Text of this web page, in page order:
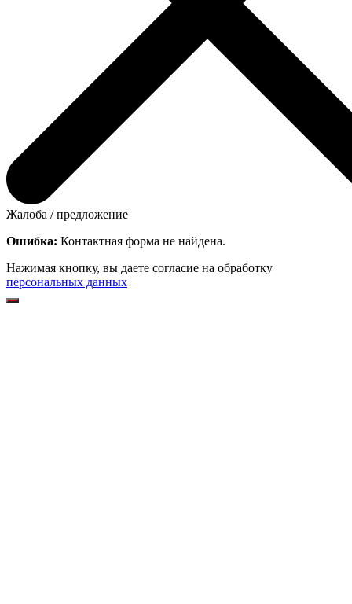
Жалоба / предложение
Ошибка: Контактная форма не найдена.
Нажимая кнопку, вы даете согласие на обработку
персональных данных